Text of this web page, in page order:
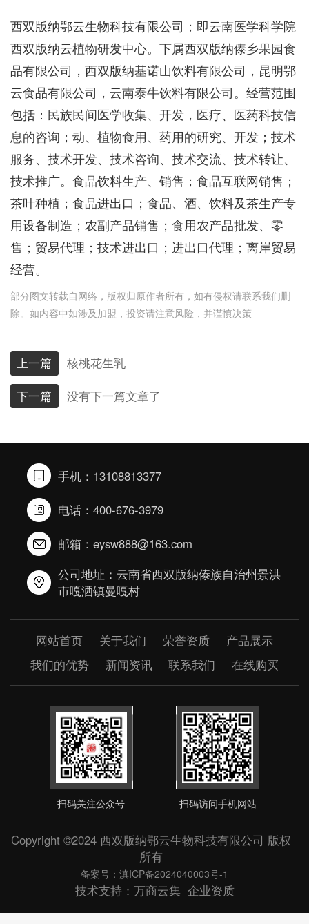
西双版纳鄂云生物科技有限公司；即云南医学科学院
西双版纳云植物研发中心。下属西双版纳傣乡果园食
品有限公司，西双版纳基诺山饮料有限公司，昆明鄂
云食品有限公司，云南泰牛饮料有限公司。经营范围
包括：民族民间医学收集、开发，医疗、医药科技信
息的咨询；动、植物食用、药用的研究、开发；技术
服务、技术开发、技术咨询、技术交流、技术转让、
技术推广。食品饮料生产、销售；食品互联网销售；
茶叶种植；食品进出口；食品、酒、饮料及茶生产专
用设备制造；农副产品销售；食用农产品批发、零
售；贸易代理；技术进出口；进出口代理；离岸贸易
经营。
部分图文转载自网络，版权归原作者所有，如有侵权请联系我们删
除。如内容中如涉及加盟，投资请注意风险，并谨慎决策
上一篇
核桃花生乳
下一篇
没有下一篇文章了
手机：13108813377
电话：400-676-3979
邮箱：eysw888@163.com
公司地址：云南省西双版纳傣族自治州景洪
市嘎洒镇曼嘎村
网站首页 关于我们 荣誉资质
产品展示
我们的优势
新闻资讯 联系我们 在线购买
扫码关注公众号 扫码访问手机网站
Copyright ©2024 西双版纳鄂云生物科技有限公司 版权
所有
备案号：滇ICP备2024040003号-1
技术支持： 万商云集 企业资质